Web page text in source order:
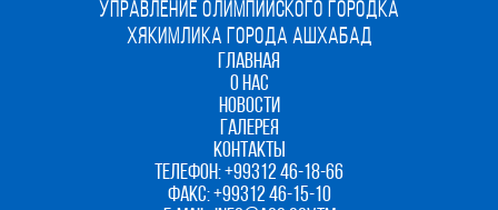
УПРАВЛЕНИЕ ОЛИМПИЙСКОГО ГОРОДКА
ХЯКИМЛИКА ГОРОДА АШХАБАД
ГЛАВНАЯ
О НАС
НОВОСТИ
ГАЛЕРЕЯ
КОНТАКТЫ
ТЕЛЕФОН:+99312 46-18-66
ФАКС:+99312 46-15-10